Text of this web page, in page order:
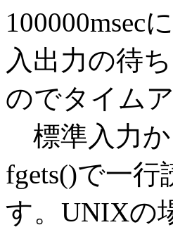
100000msec
入出力の待
のでタイム
標準入力か
fgets()で一
す。UNIXの